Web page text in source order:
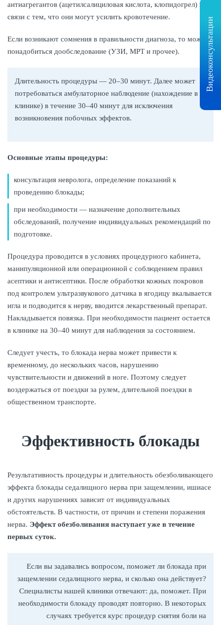
Видеоконсультации
антиагрегантов (ацетилсалициловая кислота, клопидогрел) в
связи с тем, что они могут усилить кровотечение.
Если возникают сомнения в правильности диагноза, то может
понадобиться дообследование (УЗИ, МРТ и прочее).
Длительность процедуры — 20–30 минут. Далее может
потребоваться амбулаторное наблюдение (нахождение в
клинике) в течение 30–40 минут для исключения
возникновения побочных эффектов.
Основные этапы процедуры:
консультация невролога, определение показаний к
проведению блокады;
при необходимости — назначение дополнительных
обследований, получение индивидуальных рекомендаций по
подготовке.
Процедура проводится в условиях процедурного кабинета,
манипуляционной или операционной с соблюдением правил
асептики и антисептики. После обработки кожных покровов
под контролем ультразвукового датчика в ягодицу вкалывается
игла и подводится к нерву, вводится лекарственный препарат.
Накладывается повязка. При необходимости пациент остается
в клинике на 30–40 минут для наблюдения за состоянием.
Следует учесть, то блокада нерва может привести к
временному, до нескольких часов, нарушению
чувствительности и движений в ноге. Поэтому следует
воздержаться от поездки за рулем, длительной поездки в
общественном транспорте.
Эффективность блокады
Результативность процедуры и длительность обезболивающего
эффекта блокады седалищного нерва при защемлении, ишиасе
и других нарушениях зависит от индивидуальных
обстоятельств. В частности, от причин и степени поражения
нерва. Эффект обезболивания наступает уже в течение
первых суток.
Если вы задавались вопросом, поможет ли блокада при
защемлении седалищного нерва, и сколько она действует?
Специалисты нашей клиники отвечают: да, поможет. При
необходимости блокаду проводят повторно. В некоторых
случаях требуется курс процедур снятия боли на